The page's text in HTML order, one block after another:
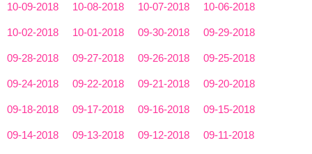
10-09-2018 10-08-2018 10-07-2018 10-06-2018
10-02-2018 10-01-2018 09-30-2018 09-29-2018
09-28-2018 09-27-2018 09-26-2018 09-25-2018
09-24-2018 09-22-2018 09-21-2018 09-20-2018
09-18-2018 09-17-2018 09-16-2018 09-15-2018
09-14-2018 09-13-2018 09-12-2018 09-11-2018